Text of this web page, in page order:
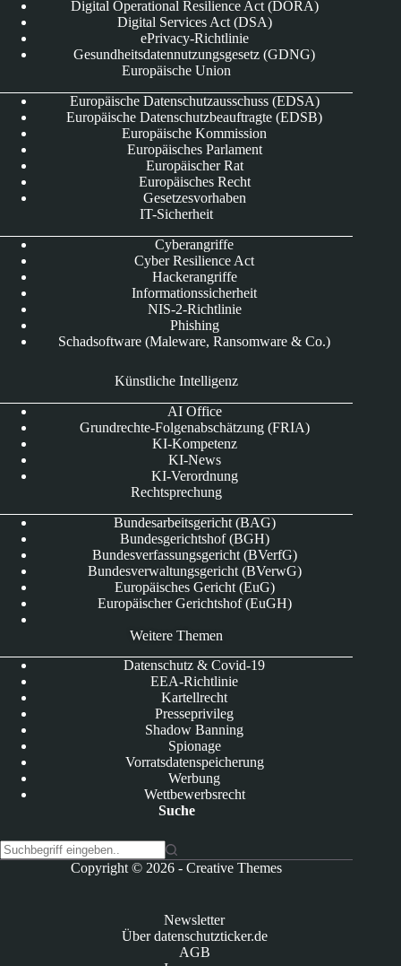
Digital Operational Resilience Act (DORA)
Digital Services Act (DSA)
ePrivacy-Richtlinie
Gesundheitsdatennutzungsgesetz (GDNG)
Europäische Union
Europäische Datenschutzausschuss (EDSA)
Europäische Datenschutzbeauftragte (EDSB)
Europäische Kommission
Europäisches Parlament
Europäischer Rat
Europäisches Recht
Gesetzesvorhaben
IT-Sicherheit
Cyberangriffe
Cyber Resilience Act
Hackerangriffe
Informationssicherheit
NIS-2-Richtlinie
Phishing
Schadsoftware (Maleware, Ransomware & Co.)
Künstliche Intelligenz
AI Office
Grundrechte-Folgenabschätzung (FRIA)
KI-Kompetenz
KI-News
KI-Verordnung
Rechtsprechung
Bundesarbeitsgericht (BAG)
Bundesgerichtshof (BGH)
Bundesverfassungsgericht (BVerfG)
Bundesverwaltungsgericht (BVerwG)
Europäisches Gericht (EuG)
Europäischer Gerichtshof (EuGH)
Weitere Themen
Datenschutz & Covid-19
EEA-Richtlinie
Kartellrecht
Presseprivileg
Shadow Banning
Spionage
Vorratsdatenspeicherung
Werbung
Wettbewerbsrecht
Suche
Copyright © 2026 -Creative Themes
Newsletter
Über datenschutzticker.de
AGB